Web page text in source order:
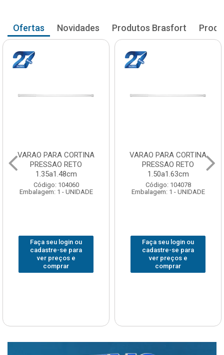
Ofertas Novidades Produtos Brasfort
VARAO PARA CORTINA
PRESSAO RETO
1.50a1.63cm
Código: 104078
Embalagem: 1 - UNIDADE
Faça seu login ou
cadastre-se para
ver preços e
comprar
VARAL PARA TETO MAXEB
ACO 1.40m
Código: 104086
Embalagem: 1 - UNIDADE
Faça seu login ou
cadastre-se para
ver preços e
comprar